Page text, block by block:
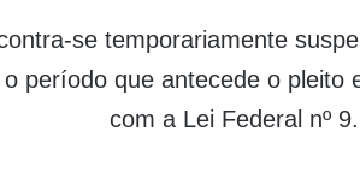
se temporariamente
período que antecede o pleito
com a Lei Federal nº